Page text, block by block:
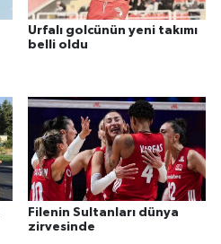
Urfalı golcünün yeni takımı
belli oldu
Filenin Sultanları dünya
zirvesinde